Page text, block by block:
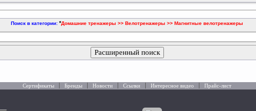
Поиск в категории: *Домашние тренажеры >> Велотренажеры >> Магнитные велотренажеры
Расширенный поиск
Сертификаты Бренды Новости Ссылки Интересное видео Прайс-лист